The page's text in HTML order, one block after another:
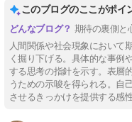
このブログのここがポイ
期待の裏側と
人間関係や社会現象において
く掘り下げる。具体的な事例
する思考の指針を示す。表層
うための示唆を得られる。自
させるきっかけを提供する感